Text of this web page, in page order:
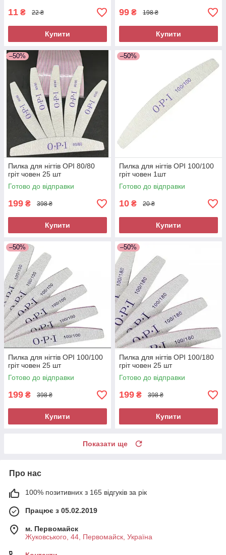
11 ₴ 22 ₴
Купити
99 ₴ 198 ₴
Купити
–50%
Пилка для нігтів OPI 80/80
гріт човен 25 шт
Готово до відправки
199 ₴ 398 ₴
Купити
–50%
Пилка для нігтів OPI 100/100
гріт човен 1шт
Готово до відправки
10 ₴ 20 ₴
Купити
–50%
Пилка для нігтів OPI 100/100
гріт човен 25 шт
Готово до відправки
199 ₴ 398 ₴
Купити
–50%
Пилка для нігтів OPI 100/180
гріт човен 25 шт
Готово до відправки
199 ₴ 398 ₴
Купити
Показати ще
Про нас
100% позитивних з 165 відгуків за рік
Працює з 05.02.2019
м. Первомайск
Жуковського, 44, Первомайск, Україна